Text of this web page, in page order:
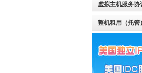
虚拟主机服务协
整机租用（托管